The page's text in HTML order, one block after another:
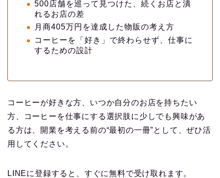
500店舗を巡って見つけた、続くお店と潰
れるお店の差
月商405万円を達成した物販の考え方
コーヒーを「好き」で終わらせず、仕事に
するための設計
コーヒーが好きな方、いつか自分のお店を持ちたい
方、コーヒーを仕事にする選択肢に少しでも興味があ
る方は、開業を考える前の“最初の一冊”として、ぜひ活
用してください。
LINEに登録すると、すぐに無料で受け取れます。